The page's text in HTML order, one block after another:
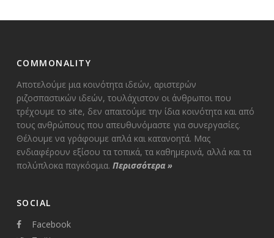
COMMONALITY
Αποτελούμε μια κοινότητα ιδεών, αριστερών
ριζοσπαστικών ιδεών, τουλάχιστον οι άνθρωποι που
τρέχουμε το site, δεν απαιτούμε την ίδια κοινότητα και από
τους ανθρώπους που απευθυνόμαστε για συνεργασίες.
Θέλουμε να γράφουμε απλά και κατανοητά. Μας
ενδιαφέρουν εξίσου τα τοπικά, τα καθημερινά, αλλά και τα
πολύπλοκα παγκόσμια. Περισσότερα»
SOCIAL
Facebook